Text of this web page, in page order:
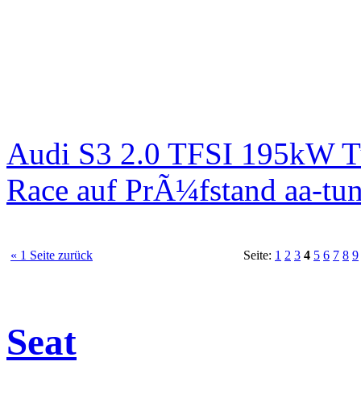
Audi S3 2.0 TFSI 195kW
Race auf PrÃ¼fstand aa-
« 1 Seite zurück Seite: 1 2 3 4 5 6 7 8 9
Seat